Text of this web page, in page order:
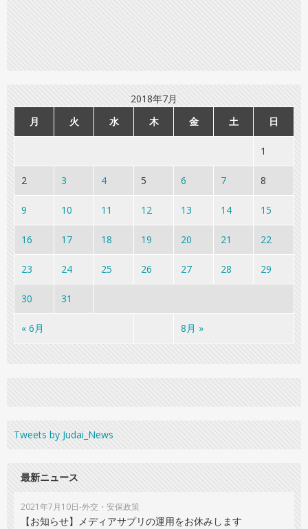
2018年7月
月
火 水 木 金 土 日
« 6月 8月 »
1
2 3 4 5 6 7 8
9 10 11 12 13 14 15
16 17 18 19 20 21 22
23 24 25 26 27 28 29
30 31
Tweets by Judai_News
最新ニュース
2021年7月10日-外交・安保政策
【お知らせ】メディアサプリの運用をお休みします